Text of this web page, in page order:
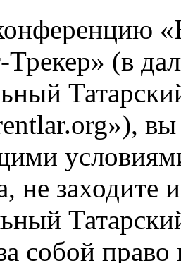
Трекер» (в
вы
не заходите
собой